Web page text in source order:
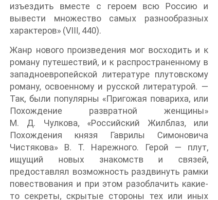
изъездить вместе с героем всю Россию и
вывести множество самых разнообразных
характеров» (VIII, 440).
Жанр нового произведения мог восходить и к
роману путешествий, и к распространенному в
западноевропейской литературе плутовскому
роману, освоенному и русской литературой. —
Так, были популярны «Пригожая повариха, или
Похождение развратной женщины»
М. Д. Чулкова, «Российский Жилблаз, или
Похождения князя Гаврилы Симоновича
Чистякова» В. Т. Нарежного. Герой — плут,
ищущий новых знакомств и связей,
предоставлял возможность раздвинуть рамки
повествования и при этом разоблачить какие-
то секреты, скрытые стороны тех или иных